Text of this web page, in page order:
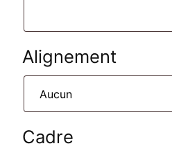
Alignement
Cadre